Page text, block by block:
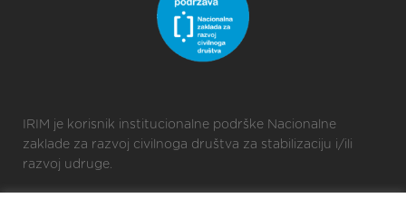
IRIM je korisnik institucionalne podrške Nacionalne
zaklade za razvoj civilnoga društva za stabilizaciju i/ili
razvoj udruge.